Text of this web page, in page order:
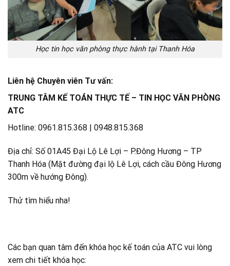
Học tin học văn phòng thực hành tại Thanh Hóa
Liên hệ Chuyên viên Tư vấn:
TRUNG TÂM KẾ TOÁN THỰC TẾ – TIN HỌC VĂN PHÒNG
ATC
Hotline: 0961.815.368 | 0948.815.368
Địa chỉ: Số 01A45 Đại Lộ Lê Lợi – P.Đông Hương – TP
Thanh Hóa (Mặt đường đại lộ Lê Lợi, cách cầu Đông Hương
300m về hướng Đông).
Thử tìm hiểu nha!
Các bạn quan tâm đến khóa học kế toán của ATC vui lòng
xem chi tiết khóa học: